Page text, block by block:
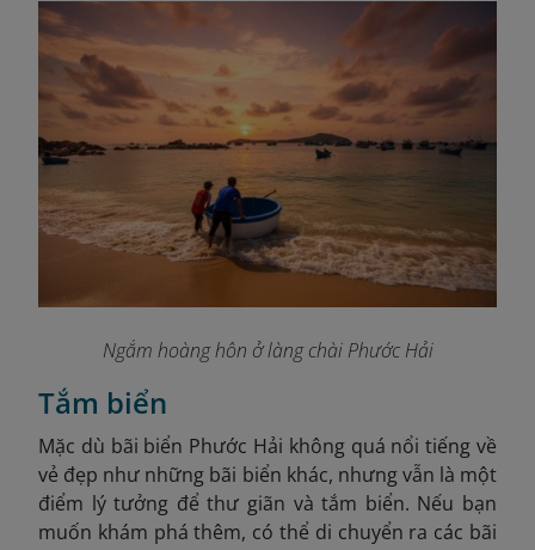
Ngắm hoàng hôn ở làng chài Phước Hải
Tắm biển
Mặc dù bãi biển Phước Hải không quá nổi tiếng về
vẻ đẹp như những bãi biển khác, nhưng vẫn là một
điểm lý tưởng để thư giãn và tắm biển. Nếu bạn
muốn khám phá thêm, có thể di chuyển ra các bãi